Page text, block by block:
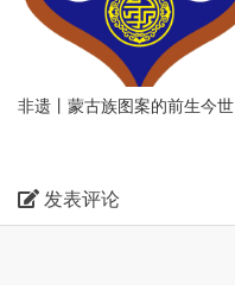
（一）
非遗丨蒙古族图案的前生今世
发表评论